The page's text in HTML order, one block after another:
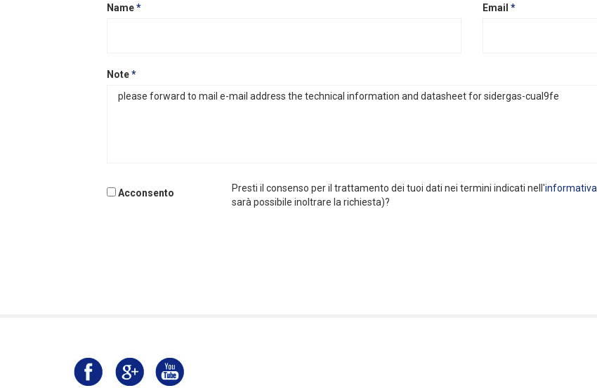
Name* Email *
Note*
Acconsento Presti il consenso per il trattamento dei tuoi dati nei termini indicati nell'informativa
sarà possibile inoltrare la richiesta)?